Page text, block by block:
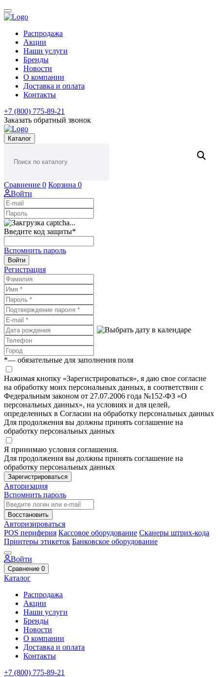
Распродажа
Акции
Наши услуги
Бренды
Новости
О компании
Доставка и оплата
Контакты
+7 (800) 775-89-21
Заказать обратный звонок
Каталог
Сравнение 0 Корзина 0
Войти
Введите код защиты*
Вспомнить пароль
Войти
Регистрация
*— обязательные для заполнения поля
Нажимая кнопку «Зарегистрироваться», я даю свое согласие
на обработку моих персональных данных, в соответствии с
Федеральным законом от 27.07.2006 года №152-ФЗ «О
персональных данных», на условиях и для целей,
определенных в Согласии на обработку персональных данных
Для продолжения вы должны принять соглашение на
обработку персональных данных
Я принимаю условия соглашения.
Для продолжения вы должны принять соглашение на
обработку персональных данных
Зарегистрироваться
Авторизация
Вспомнить пароль
Восстановить
Авторизироваться
POS периферия Кассовое оборудование Сканеры штрих-кода
Принтеры этикеток Банковское оборудование
Войти
Сравнение 0
Каталог
Распродажа
Акции
Наши услуги
Бренды
Новости
О компании
Доставка и оплата
Контакты
+7 (800) 775-89-21